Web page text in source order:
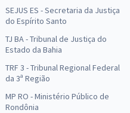
SEJUS ES - Secretaria da Justiça
do Espírito Santo
TJ BA - Tribunal de Justiça do
Estado da Bahia
TRF 3 - Tribunal Regional Federal
da 3ª Região
MP RO - Ministério Público de
Rondônia